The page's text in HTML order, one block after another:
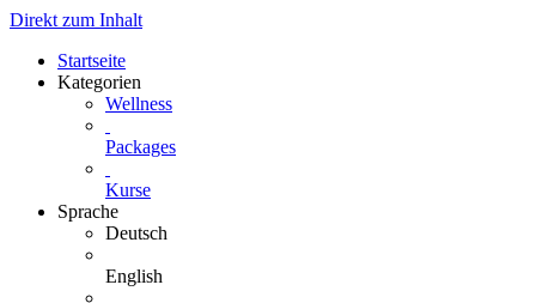
Direkt zum Inhalt
Startseite
Kategorien
Wellness
Packages
Kurse
Sprache
Deutsch
English